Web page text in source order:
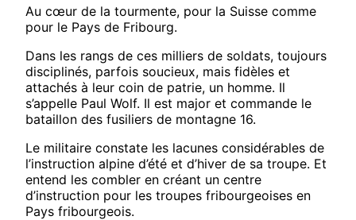
Au cœur de la tourmente, pour la Suisse comme
pour le Pays de Fribourg.
Dans les rangs de ces milliers de soldats, toujours
disciplinés, parfois soucieux, mais fidèles et
attachés à leur coin de patrie, un homme. Il
s’appelle Paul Wolf. Il est major et commande le
bataillon des fusiliers de montagne 16.
Le militaire constate les lacunes considérables de
l’instruction alpine d’été et d’hiver de sa troupe. Et
entend les combler en créant un centre
d’instruction pour les troupes fribourgeoises en
Pays fribourgeois.